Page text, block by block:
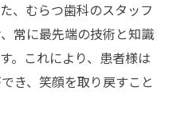
、むらつ歯科のスタッフ
常に最先端の技術と知識
。これにより、患者様は
き、笑顔を取り戻すこと